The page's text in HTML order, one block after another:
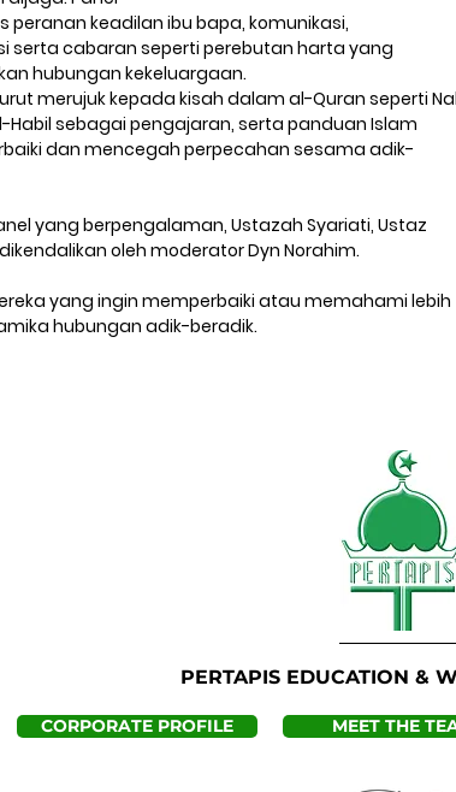
peranan keadilan ibu bapa, komunikasi,
serta cabaran seperti perebutan harta yang
hubungan kekeluargaan.
merujuk kepada kisah dalam al-Quran seperti
Habil sebagai pengajaran, serta panduan Islam
dan mencegah perpecahan sesama adik-
yang berpengalaman, Ustazah Syariati, Ustaz
oleh moderatorDyn Norahim.
yang ingin memperbaiki atau memahami lebih
hubungan adik-beradik.
PERTAPIS EDUCATION &
CORPORATE PROFILE MEET THE